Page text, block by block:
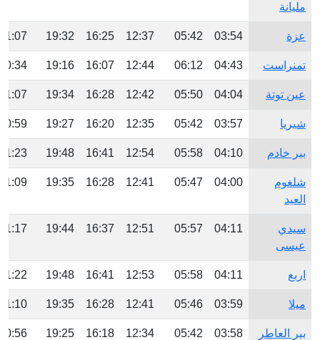
مليانة
عزة 03:54
05:42
12:37
16:25
19:32
تمنراست 04:43
06:12
12:44
16:07
19:16
عين توتة 04:04
05:50
12:42
16:28
19:34
شيريا 03:57
05:42
12:35
16:20
19:27
بير خادم 04:10
05:58
12:54
16:41
19:48
شلغوم
العيد
04:00
05:47
12:41
16:28
19:35
سيدي
عيسى
04:11
05:57
12:51
16:37
19:44
اربع 04:11
05:58
12:53
16:41
19:48
ميلا 03:59
05:46
12:41
16:28
19:35
بير العاطر 03:58
05:42
12:34
16:18
19:25